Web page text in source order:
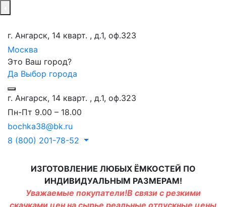
г. Ангарск, 14 кварт. , д.1, оф.323
Москва
Это Ваш город?
Да Выбор города
г. Ангарск, 14 кварт. , д.1, оф.323
Пн-Пт 9.00 – 18.00
bochka38@bk.ru
8 (800) 201-78-52
ИЗГОТОВЛЕНИЕ ЛЮБЫХ ЁМКОСТЕЙ ПО
ИНДИВИДУАЛЬНЫМ РАЗМЕРАМ!
Уважаемые покупатели!В связи с резкими
скачками цен на сырье реальные отпускные цены